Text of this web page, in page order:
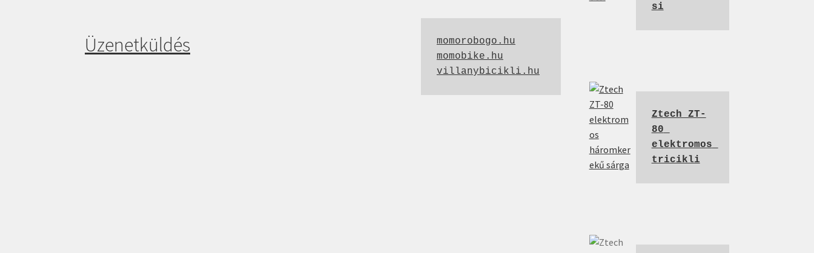
Üzenetküldés
momorobogo.hu
momobike.hu
villanybicikli.hu
si
Ztech ZT-
80
elektromos
tricikli